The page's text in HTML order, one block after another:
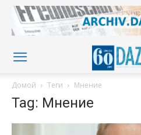
Домой Теги Мнение
Tag: Мнение